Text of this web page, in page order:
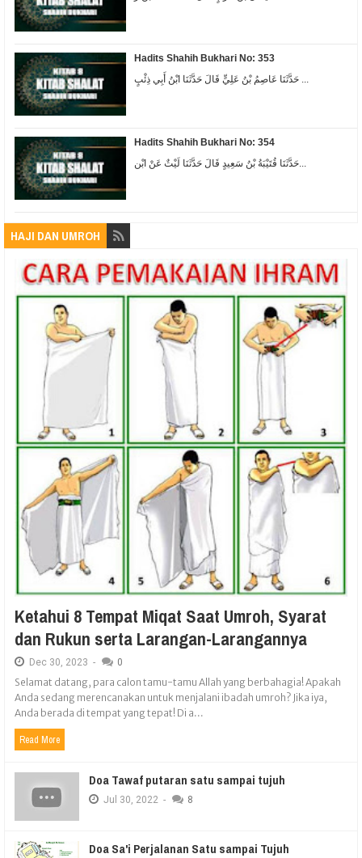
Hadits Shahih Bukhari No: 353
حَدَّثَنَا عَاصِمُ بْنُ عَلِيٍّ قَالَ حَدَّثَنَا ابْنُ أَبِي ذِئْبٍ ...
Hadits Shahih Bukhari No: 354
حَدَّثَنَا قُتَيْبَةُ بْنُ سَعِيدٍ قَالَ حَدَّثَنَا لَيْثٌ عَنْ ابْن...
HAJI DAN UMROH
Ketahui 8 Tempat Miqat Saat Umroh, Syarat
dan Rukun serta Larangan-Larangannya
Dec 30, 2023 - 0
Selamat datang, para calon tamu-tamu Allah yang berbahagia! Apakah
Anda sedang merencanakan untuk menjalani ibadah umroh? Jika iya,
Anda berada di tempat yang tepat! Di a...
Read More
Doa Tawaf putaran satu sampai tujuh
Jul 30, 2022 - 8
Doa Sa'i Perjalanan Satu sampai Tujuh